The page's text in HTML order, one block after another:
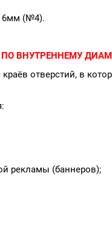
6мм (№4).
ВНУТРЕННЕМУ
отверстий, в
рекламы (баннеров);